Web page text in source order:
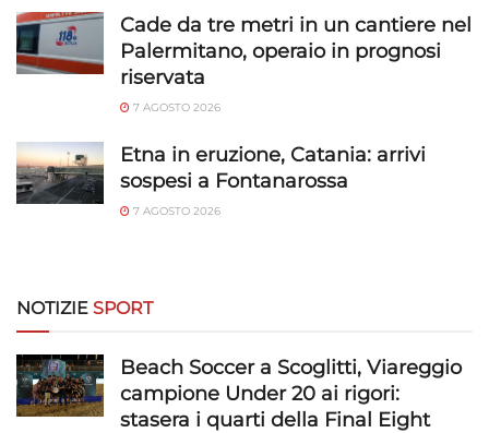
fonti di dati, Collegare diversi dispositivi,
Identificare i dispositivi in base alle informazioni
trasmesse automaticamente.
Riconoscere i dispositivi in base a informazioni
richieste attivamente.
Salvare e comunicare le scelte sulla
privacy.
Cade da tre metri in un cantiere nel
Palermitano, operaio in prognosi
riservata
7 AGOSTO 2026
Etna in eruzione, Catania: arrivi
sospesi a Fontanarossa
7 AGOSTO 2026
NOTIZIE SPORT
Beach Soccer a Scoglitti, Viareggio
campione Under 20 ai rigori:
stasera i quarti della Final Eight